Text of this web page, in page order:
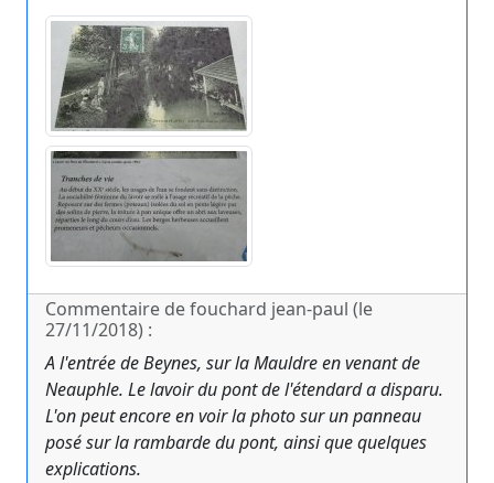
Commentaire de fouchard jean-paul (le
27/11/2018) :
A l'entrée de Beynes, sur la Mauldre en venant de
Neauphle. Le lavoir du pont de l'étendard a disparu.
L'on peut encore en voir la photo sur un panneau
posé sur la rambarde du pont, ainsi que quelques
explications.